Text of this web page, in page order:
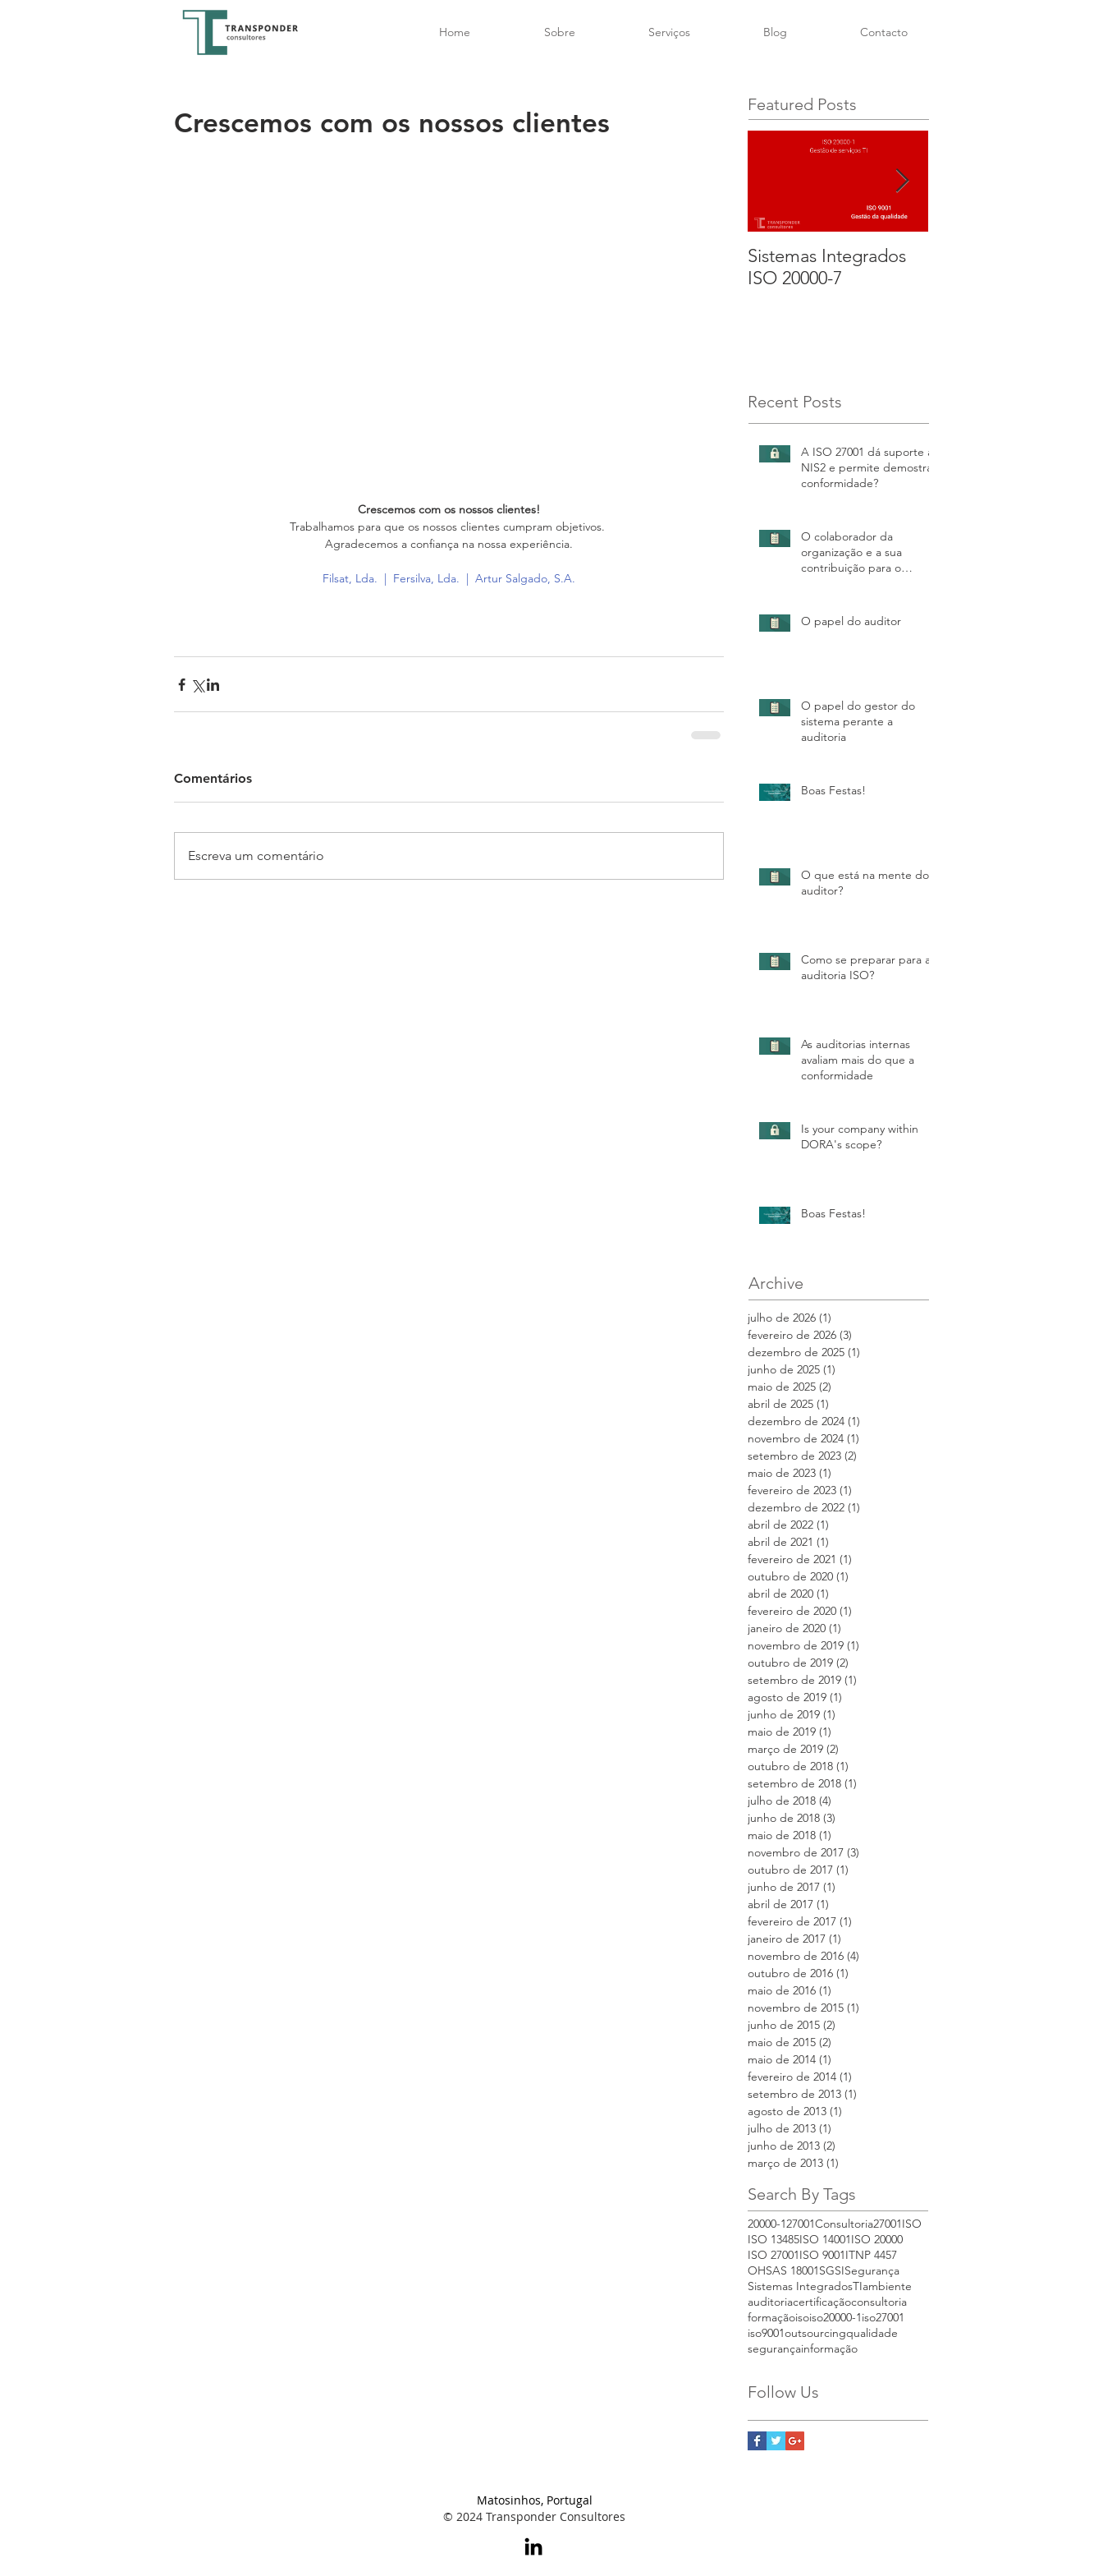
Home Sobre Serviços Blog Contacto
Crescemos com os nossos clientes
Crescemos com os nossos clientes!
Trabalhamos para que os nossos clientes cumpram objetivos.
Agradecemos a confiança na nossa experiência.
Filsat, Lda.
  |
Fersilva, Lda.
  |
Artur Salgado, S.A.
Comentários
Escreva um comentário
Featured Posts
Sistemas Integrados
ISO 20000-7
Recent Posts
A ISO 27001 dá suporte à
NIS2 e permite demostrar
conformidade?
O colaborador da
organização e a sua
contribuição para o
O papel do auditor
O papel do gestor do
sistema perante a
auditoria
Boas Festas!
O que está na mente do
auditor?
Como se preparar para a
auditoria ISO?
As auditorias internas
avaliam mais do que a
conformidade
Is your company within
DORA's scope?
Boas Festas!
Archive
julho de 2026 (1)
fevereiro de 2026 (3)
dezembro de 2025 (1)
junho de 2025 (1)
maio de 2025 (2)
abril de 2025 (1)
dezembro de 2024 (1)
novembro de 2024 (1)
setembro de 2023 (2)
maio de 2023 (1)
fevereiro de 2023 (1)
dezembro de 2022 (1)
abril de 2022 (1)
abril de 2021 (1)
fevereiro de 2021 (1)
outubro de 2020 (1)
abril de 2020 (1)
fevereiro de 2020 (1)
janeiro de 2020 (1)
novembro de 2019 (1)
outubro de 2019 (2)
setembro de 2019 (1)
agosto de 2019 (1)
junho de 2019 (1)
maio de 2019 (1)
março de 2019 (2)
outubro de 2018 (1)
setembro de 2018 (1)
julho de 2018 (4)
junho de 2018 (3)
maio de 2018 (1)
novembro de 2017 (3)
outubro de 2017 (1)
junho de 2017 (1)
abril de 2017 (1)
fevereiro de 2017 (1)
janeiro de 2017 (1)
novembro de 2016 (4)
outubro de 2016 (1)
maio de 2016 (1)
novembro de 2015 (1)
junho de 2015 (2)
maio de 2015 (2)
maio de 2014 (1)
fevereiro de 2014 (1)
setembro de 2013 (1)
agosto de 2013 (1)
julho de 2013 (1)
junho de 2013 (2)
março de 2013 (1)
Search By Tags
20000-127001Consultoria27001ISO
ISO 13485ISO 14001ISO 20000
ISO 27001ISO 9001ITNP 4457
OHSAS 18001SGSISegurança
Sistemas IntegradosTIambiente
auditoriacertificaçãoconsultoria
formaçãoisoiso20000-1iso27001
iso9001outsourcingqualidade
segurançainformação
Follow Us
Matosinhos, Portugal
© 2024 Transponder Consultores